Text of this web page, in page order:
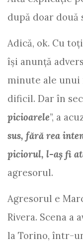
după doar două
Adică, ok. Cu
îşi anunţă
minute ale unui
dificil. Dar în
picioarele”, a
sus, fără rea
piciorul, l-aş fi
agresorul.
Agresorul e
Rivera. Scena a
la Torino, într-